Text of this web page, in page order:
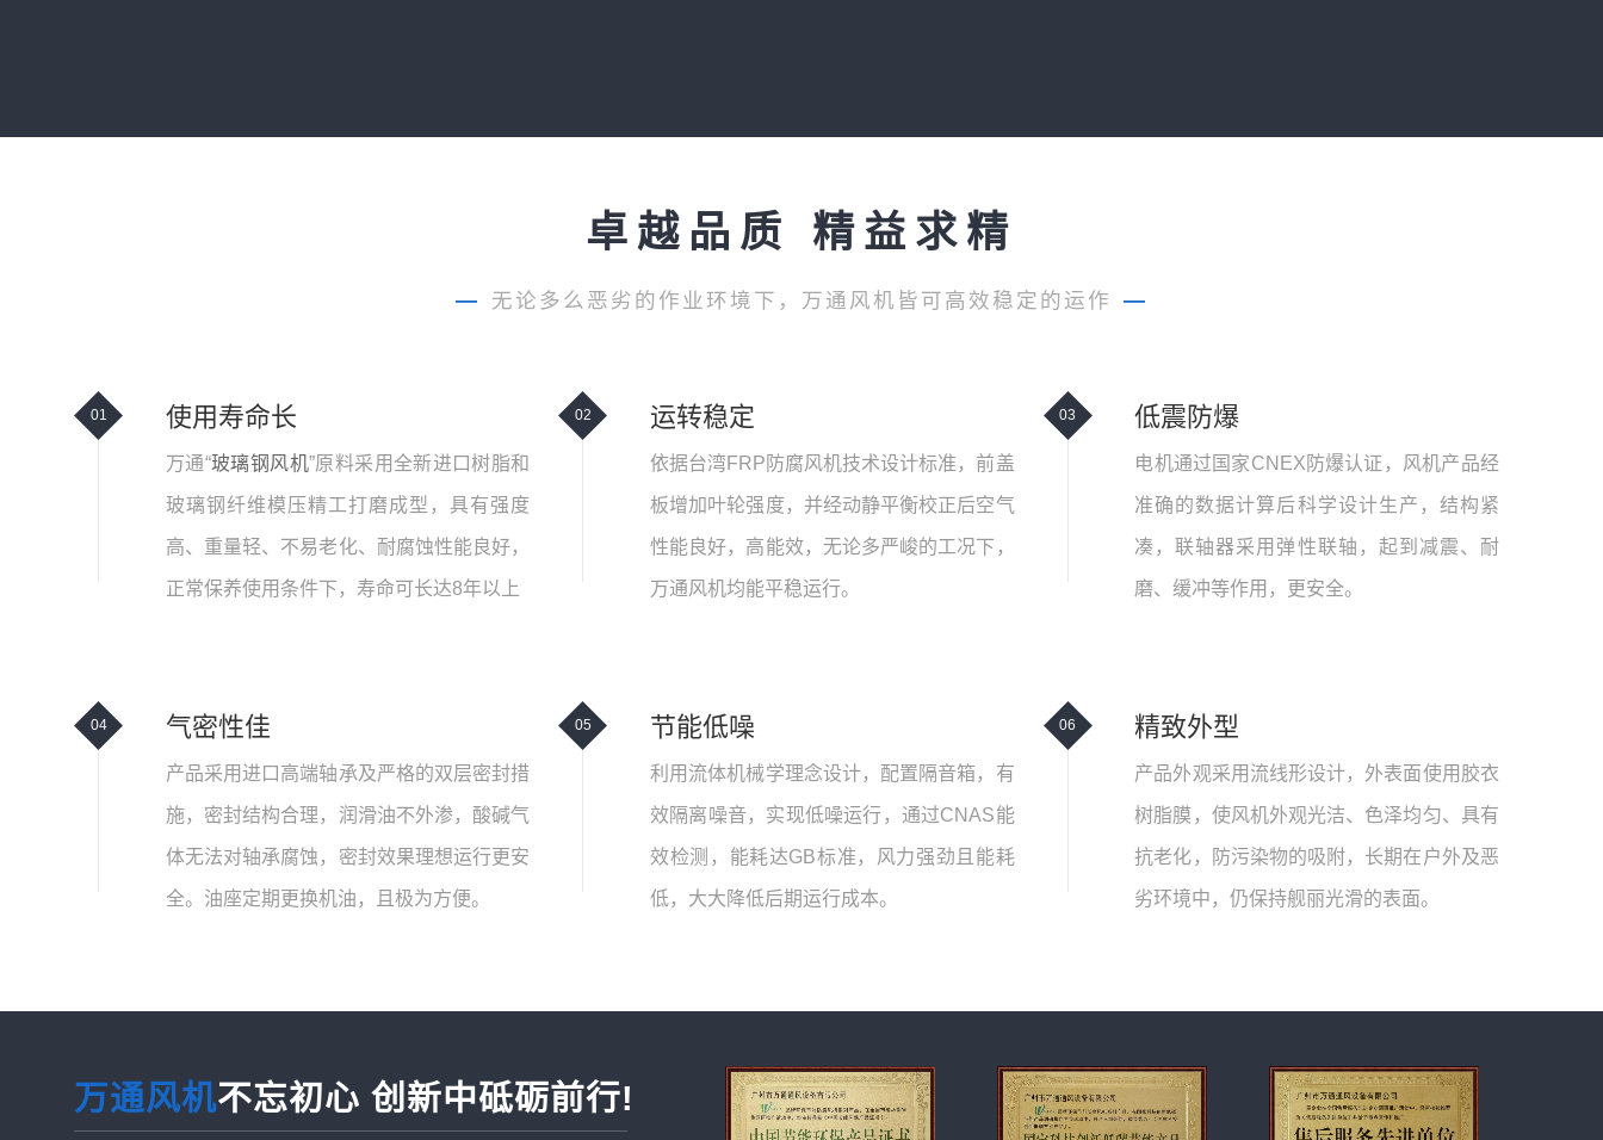
卓越品质 精益求精
— 无论多么恶劣的作业环境下，万通风机皆可高效稳定的运作 —
01 使用寿命长
万通“玻璃钢风机”原料采用全新进口树脂和
玻璃钢纤维模压精工打磨成型，具有强度
高、重量轻、不易老化、耐腐蚀性能良好，
正常保养使用条件下，寿命可长达8年以上
02 运转稳定
依据台湾FRP防腐风机技术设计标准，前盖
板增加叶轮强度，并经动静平衡校正后空气
性能良好，高能效，无论多严峻的工况下，
万通风机均能平稳运行。
03 低震防爆
电机通过国家CNEX防爆认证，风机产品经
准确的数据计算后科学设计生产，结构紧
凑，联轴器采用弹性联轴，起到减震、耐
磨、缓冲等作用，更安全。
04 气密性佳
产品采用进口高端轴承及严格的双层密封措
施，密封结构合理，润滑油不外渗，酸碱气
体无法对轴承腐蚀，密封效果理想运行更安
全。油座定期更换机油，且极为方便。
05 节能低噪
利用流体机械学理念设计，配置隔音箱，有
效隔离噪音，实现低噪运行，通过CNAS能
效检测，能耗达GB标准，风力强劲且能耗
低，大大降低后期运行成本。
06 精致外型
产品外观采用流线形设计，外表面使用胶衣
树脂膜，使风机外观光洁、色泽均匀、具有
抗老化，防污染物的吸附，长期在户外及恶
劣环境中，仍保持舰丽光滑的表面。
万通风机不忘初心 创新中砥砺前行!